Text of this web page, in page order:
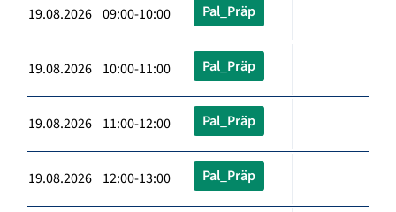
19.08.2026 09:00-10:00 Pal_Präp
19.08.2026 10:00-11:00 Pal_Präp
19.08.2026 11:00-12:00 Pal_Präp
19.08.2026 12:00-13:00 Pal_Präp